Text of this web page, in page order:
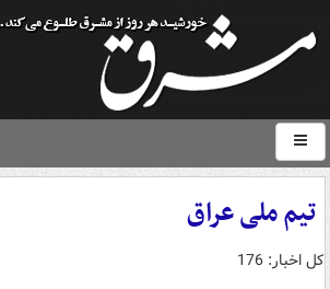
تیم ملی عراق
کل اخبار: 176